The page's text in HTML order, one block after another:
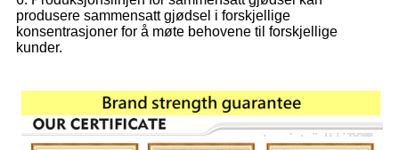
produsere sammensatt gjødsel i forskjellige
konsentrasjoner for å møte behovene til forskjellige
kunder.